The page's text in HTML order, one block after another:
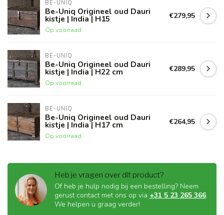
BE-UNIQ
Be-Uniq Origineel oud Dauri
kistje | India | H15
Op voorraad
€279,95
BE-UNIQ
Be-Uniq Origineel oud Dauri
kistje | India | H22 cm
Op voorraad
€289,95
BE-UNIQ
Be-Uniq Origineel oud Dauri
kistje | India | H17 cm
Op voorraad
€264,95
Heb je vragen over dit product?
Of heb je hulp nodig bij een bestelling? Neem
gerust contact met ons op via +31 5 23 265 366.
We helpen u graag verder!